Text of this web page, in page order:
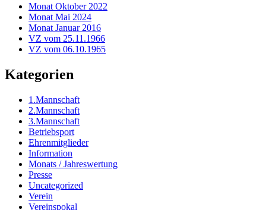
Monat Oktober 2022
Monat Mai 2024
Monat Januar 2016
VZ vom 25.11.1966
VZ vom 06.10.1965
Kategorien
1.Mannschaft
2.Mannschaft
3.Mannschaft
Betriebsport
Ehrenmitglieder
Information
Monats / Jahreswertung
Presse
Uncategorized
Verein
Vereinspokal